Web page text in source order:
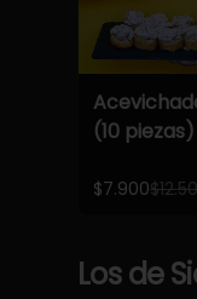
(10 piezas)
$7.900
Los de